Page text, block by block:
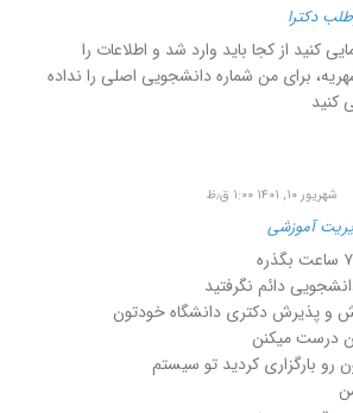
دکترا
کنید از کجا باید وارد شد و اطلاعات را
برای من شماره دانشجویی اصلی را نداده
کنید
شهریور ۱۰, ۱۴۰۱ ۱:۰۰ ق٫ظ
آموزشی
دائم نگرفتید
و پذیرش دکتری دانشگاه خودتون
درست میکنن
رو بارگزاری کردید تو سیستم